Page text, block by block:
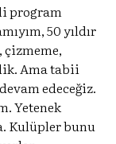
program
50 yıldır
Ama tabii
edeceğiz.
Yetenek
Kulüpler bunu